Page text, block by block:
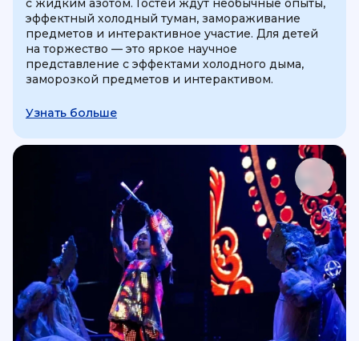
с жидким азотом. Гостей ждут необычные опыты,
эффектный холодный туман, замораживание
предметов и интерактивное участие. Для детей
на торжество — это яркое научное
представление с эффектами холодного дыма,
заморозкой предметов и интерактивом.
Узнать больше